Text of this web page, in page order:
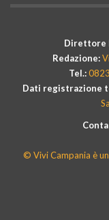
Direttore
Redazione:
Tel.:
Dati registrazione
© Vivi Campania è